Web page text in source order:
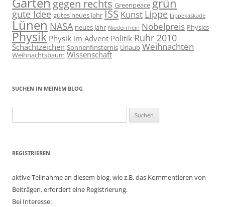
gegen rechts Greenpeace grün
gute Idee gutes neues Jahr ISS Kunst Lippe Lippekaskade
Lünen NASA neues Jahr Niederrhein Nobelpreis Physics
Physik Physik im Advent Politik Ruhr 2010
Schachtzeichen Sonnenfinsternis Urlaub Weihnachten
Weihnachtsbaum Wissenschaft
SUCHEN IN MEINEM BLOG
nach:
REGISTRIEREN
aktive Teilnahme an diesem blog, wie z.B. das Kommentieren von
Beiträgen, erfordert eine Registrierung.
Bei Interesse: